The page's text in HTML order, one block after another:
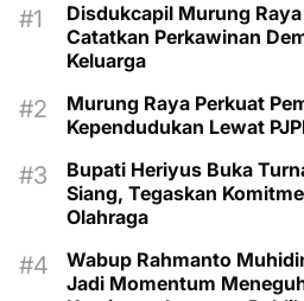
Disdukcapil Murung
Catatkan Perkawinan
Keluarga
Murung Raya Perkuat
Kependudukan Lewat
Bupati Heriyus Buka
Siang, Tegaskan
Olahraga
Wabup Rahmanto
Jadi Momentum